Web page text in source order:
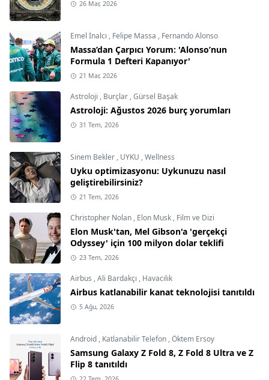
26 Mar, 2026
Emel İnalcı , Felipe Massa , Fernando Alonso
Massa’dan Çarpıcı Yorum: 'Alonso’nun
Formula 1 Defteri Kapanıyor'
21 Mar, 2026
Astroloji , Burçlar ,Gürsel Başak
Astroloji: Ağustos 2026 burç yorumları
31 Tem, 2026
Sinem Bekler , UYKU ,Wellness
Uyku optimizasyonu: Uykunuzu nasıl
geliştirebilirsiniz?
21 Tem, 2026
Christopher Nolan , Elon Musk , Film ve Dizi
Elon Musk'tan, Mel Gibson'a 'gerçekçi
Odyssey' için 100 milyon dolar teklifi
23 Tem, 2026
Airbus ,Ali Bardakçı , Havacılık
Airbus katlanabilir kanat teknolojisi tanıtıldı
5 Ağu, 2026
Android , Katlanabilir Telefon ,Öktem Ersoy
Samsung Galaxy Z Fold 8, Z Fold 8 Ultra ve Z
Flip 8 tanıtıldı